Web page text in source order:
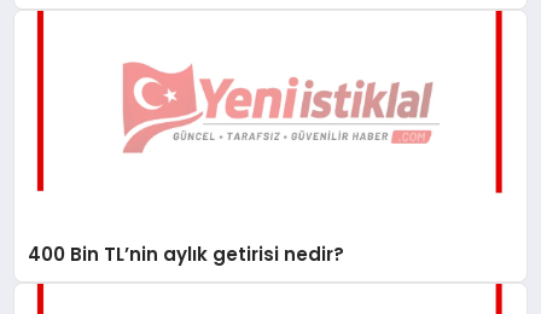
400 Bin TL’nin aylık getirisi nedir?